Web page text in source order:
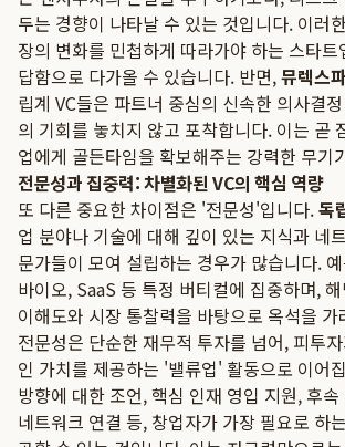
두는 경향이 나타날 수 있는 것입니다. 이러
장의 변화를 민첩하게 따라가야 하는 스타
답함으로 다가올 수 있습니다. 반면,뮤렉스
립계 VC들은 파트너 중심의 신속한 의사결
의 기회를 놓치지 않고 포착합니다. 이는 곧
업에게 골든타임을 확보해주는 강력한 무기
전문성과 집중력: 차별화된 VC의 핵심 역량
또 다른 중요한 차이점은 '전문성'입니다.독
업 분야나 기술에 대해 깊이 있는 지식과 네
문가들이 모여 설립하는 경우가 많습니다.
바이오, SaaS 등 특정 버티컬에 집중하며,
이해도와 시장 통찰력을 바탕으로 옥석을
전문성은 단순한 재무적 투자를 넘어, 피투
인 가치를 제공하는 '밸류업' 활동으로 이어
방향에 대한 조언, 핵심 인재 영입 지원, 후
네트워크 연결 등, 창업자가 가장 필요로 하